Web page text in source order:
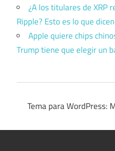
¿A los titulares de XRP
Ripple? Esto es lo que
Apple quiere chips
Trump tiene que elegir un
Tema para WordPress: